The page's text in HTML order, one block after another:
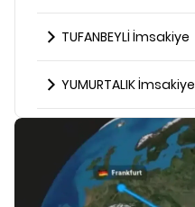
TUFANBEYLİ İmsakiye
YUMURTALIK İmsakiye